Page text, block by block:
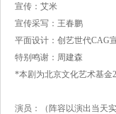
宣传：艾米
宣传采写：王春鹏
平面设计：创艺世代CAG
特别鸣谢：周建森
*本剧为北京文化艺术基金
演员：（阵容以演出当天